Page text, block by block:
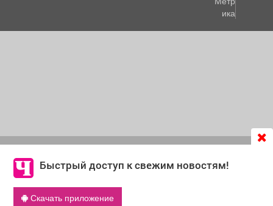
Быстрый доступ к свежим новостям!
Скачать приложение
согласие на обработку файлов cookie, которые
обеспечивают корректную работу сайта и сбора
информации для улучшения качества сервисов.
Что такое cookie